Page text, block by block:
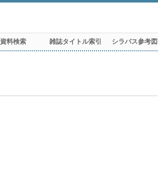
資料検索 雑誌タイトル索引 シラバス参考